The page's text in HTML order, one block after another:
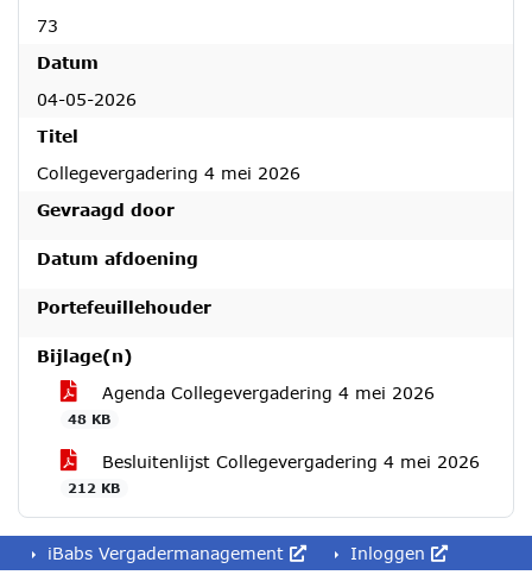
73
Datum
04-05-2026
Titel
Collegevergadering 4 mei 2026
Gevraagd door
Datum afdoening
Portefeuillehouder
Bijlage(n)
Agenda Collegevergadering 4 mei 2026
48 KB
Besluitenlijst Collegevergadering 4 mei 2026
212 KB
iBabs Vergadermanagement Inloggen